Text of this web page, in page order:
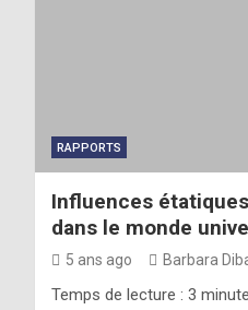
RAPPORTS
Influences
dans le monde
5 ans ago Barbara
Temps de lecture : 3